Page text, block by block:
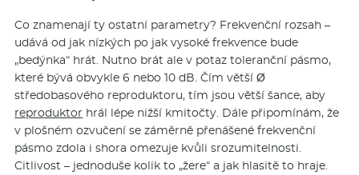
Co znamenají ty ostatní parametry? Frekvenční rozsah –
udává od jak nízkých po jak vysoké frekvence bude
„bedýnka“ hrát. Nutno brát ale v potaz toleranční pásmo,
které bývá obvykle 6 nebo 10 dB. Čím větší Ø
středobasového reproduktoru, tím jsou větší šance, aby
reproduktor hrál lépe nižší kmitočty. Dále připomínám, že
v plošném ozvučení se záměrně přenášené frekvenční
pásmo zdola i shora omezuje kvůli srozumitelnosti.
Citlivost – jednoduše kolik to „žere“ a jak hlasitě to hraje.